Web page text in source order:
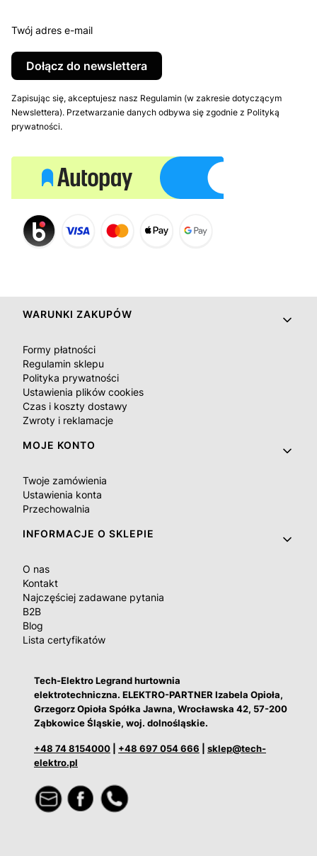
Twój adres e-mail
Dołącz do newslettera
Zapisując się, akceptujesz nasz Regulamin (w zakresie dotyczącym
Newslettera). Przetwarzanie danych odbywa się zgodnie z Polityką
prywatności.
Linki w stopce
WARUNKI ZAKUPÓW
Formy płatności
Regulamin sklepu
Polityka prywatności
Ustawienia plików cookies
Czas i koszty dostawy
Zwroty i reklamacje
MOJE KONTO
Twoje zamówienia
Ustawienia konta
Przechowalnia
INFORMACJE O SKLEPIE
O nas
Kontakt
Najczęściej zadawane pytania
B2B
Blog
Lista certyfikatów
Tech-Elektro Legrand hurtownia
elektrotechniczna. ELEKTRO-PARTNER Izabela Opioła,
Grzegorz Opioła Spółka Jawna, Wrocławska 42, 57-200
Ząbkowice Śląskie, woj. dolnośląskie.
+48 74 8154000 +48 697 054 666
sklep@tech-
elektro.pl